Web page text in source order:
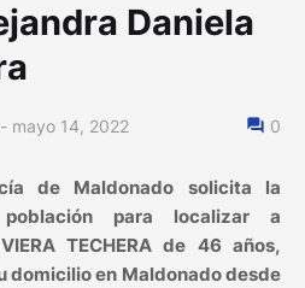
Daniela
- mayo 14, 2022 0
de Maldonado solicita la
para localizar a
TECHERA de 46 años,
domicilio en Maldonado desde